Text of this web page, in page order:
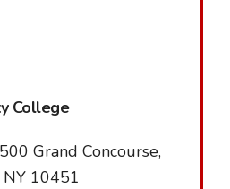
College
500 Grand Concourse,
NY 10451